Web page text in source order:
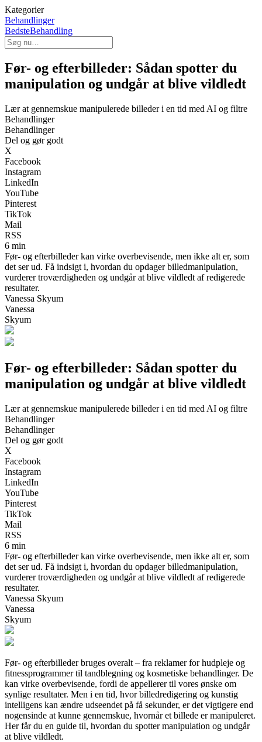
Kategorier
Behandlinger
BedsteBehandling
Før- og efterbilleder: Sådan spotter du
manipulation og undgår at blive vildledt
Lær at gennemskue manipulerede billeder i en tid med AI og filtre
Behandlinger
Behandlinger
Del og gør godt
X
Facebook
Instagram
LinkedIn
YouTube
Pinterest
TikTok
Mail
RSS
6 min
Før- og efterbilleder kan virke overbevisende, men ikke alt er, som
det ser ud. Få indsigt i, hvordan du opdager billedmanipulation,
vurderer troværdigheden og undgår at blive vildledt af redigerede
resultater.
Vanessa Skyum
Vanessa
Skyum
Før- og efterbilleder: Sådan spotter du
manipulation og undgår at blive vildledt
Lær at gennemskue manipulerede billeder i en tid med AI og filtre
Behandlinger
Behandlinger
Del og gør godt
X
Facebook
Instagram
LinkedIn
YouTube
Pinterest
TikTok
Mail
RSS
6 min
Før- og efterbilleder kan virke overbevisende, men ikke alt er, som
det ser ud. Få indsigt i, hvordan du opdager billedmanipulation,
vurderer troværdigheden og undgår at blive vildledt af redigerede
resultater.
Vanessa Skyum
Vanessa
Skyum
Før- og efterbilleder bruges overalt – fra reklamer for hudpleje og
fitnessprogrammer til tandblegning og kosmetiske behandlinger. De
kan virke overbevisende, fordi de appellerer til vores ønske om
synlige resultater. Men i en tid, hvor billedredigering og kunstig
intelligens kan ændre udseendet på få sekunder, er det vigtigere end
nogensinde at kunne gennemskue, hvornår et billede er manipuleret.
Her får du en guide til, hvordan du spotter manipulation og undgår
at blive vildledt.